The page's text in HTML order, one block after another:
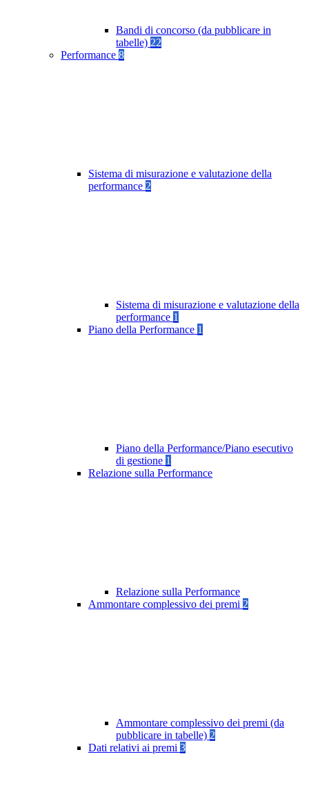
Bandi di concorso (da pubblicare in
tabelle) 22
Performance 8
Sistema di misurazione e valutazione della
performance 2
Sistema di misurazione e valutazione della
performance 1
Piano della Performance 1
Piano della Performance/Piano esecutivo
di gestione 1
Relazione sulla Performance
Relazione sulla Performance
Ammontare complessivo dei premi 2
Ammontare complessivo dei premi (da
pubblicare in tabelle) 2
Dati relativi ai premi 3